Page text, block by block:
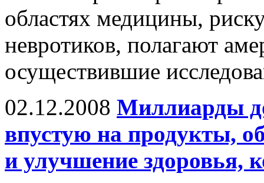
областях медицины,
невротиков, полагают
осуществившие
02.12.2008 Миллиарды
впустую на продукты,
и улучшение здоровья,